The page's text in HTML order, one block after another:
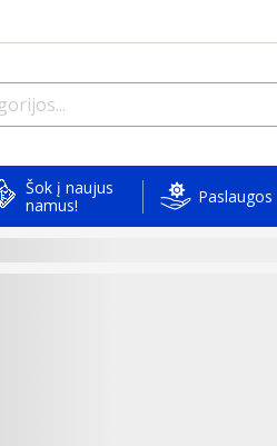
Šok į naujus
namus!
Paslaugos